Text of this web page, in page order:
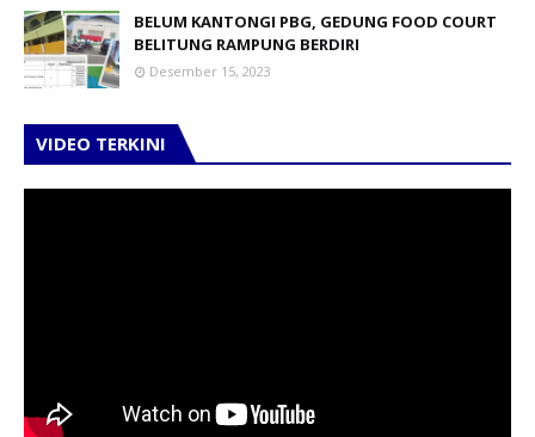
BELUM KANTONGI PBG, GEDUNG FOOD COURT
BELITUNG RAMPUNG BERDIRI
Desember 15, 2023
VIDEO TERKINI